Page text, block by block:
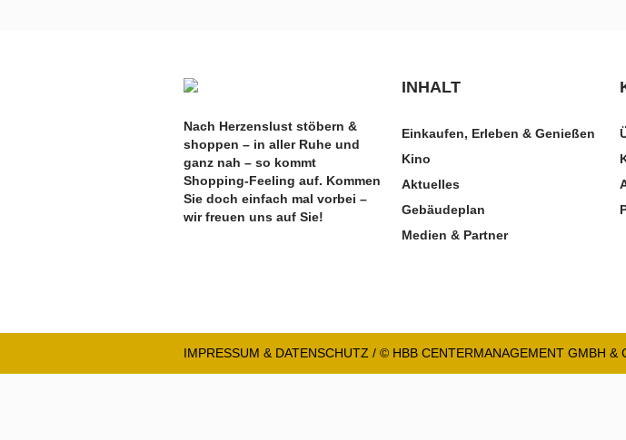
Nach Herzenslust stöbern &
shoppen – in aller Ruhe und
ganz nah – so kommt
Shopping-Feeling auf. Kommen
Sie doch einfach mal vorbei –
wir freuen uns auf Sie!
INHALT
Einkaufen, Erleben & Genießen
Kino
Aktuelles
Gebäudeplan
Medien & Partner
IMPRESSUM & DATENSCHUTZ / © HBB CENTERMANAGEMENT GMBH &